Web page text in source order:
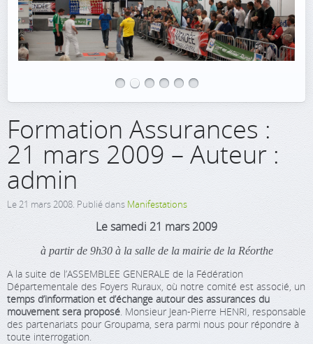
Formation Assurances :
21 mars 2009 – Auteur :
admin
Le21 mars 2008. Publié dans Manifestations
Le samedi 21 mars 2009
à partir de 9h30 à la salle de la mairie de la Réorthe
A la suite de l’ASSEMBLEE GENERALE de la Fédération
Départementale des Foyers Ruraux, où notre comité est associé, un
temps d’information et d’échange autour des assurances du
mouvement sera proposé. Monsieur Jean-Pierre HENRI, responsable
des partenariats pour Groupama, sera parmi nous pour répondre à
toute interrogation.